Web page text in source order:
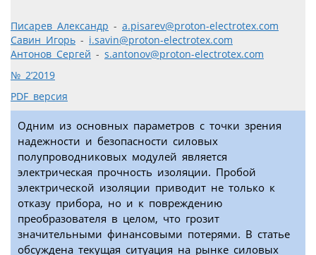
Писарев Александр - a.pisarev@proton-electrotex.com
Савин Игорь - i.savin@proton-electrotex.com
Антонов Сергей - s.antonov@proton-electrotex.com
№ 2’2019
PDF версия
Одним из основных параметров с точки зрения
надежности и безопасности силовых
полупроводниковых модулей является
электрическая прочность изоляции. Пробой
электрической изоляции приводит не только к
отказу прибора, но и к повреждению
преобразователя в целом, что грозит
значительными финансовыми потерями. В статье
обсуждена текущая ситуация на рынке силовых